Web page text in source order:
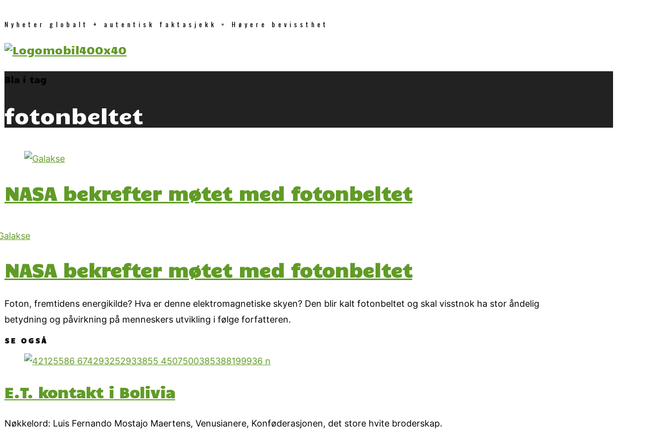
Nyheter globalt + autentisk faktasjekk = Høyere bevissthet
Bla i tag
fotonbeltet
NASA bekrefter møtet med fotonbeltet
NASA bekrefter møtet med fotonbeltet
Foton, fremtidens energikilde? Hva er denne elektromagnetiske skyen? Den blir kalt fotonbeltet og skal visstnok ha stor åndelig
betydning og påvirkning på menneskers utvikling i følge forfatteren.
SE OGSÅ
E.T. kontakt i Bolivia
Nøkkelord: Luis Fernando Mostajo Maertens, Venusianere, Konføderasjonen, det store hvite broderskap.